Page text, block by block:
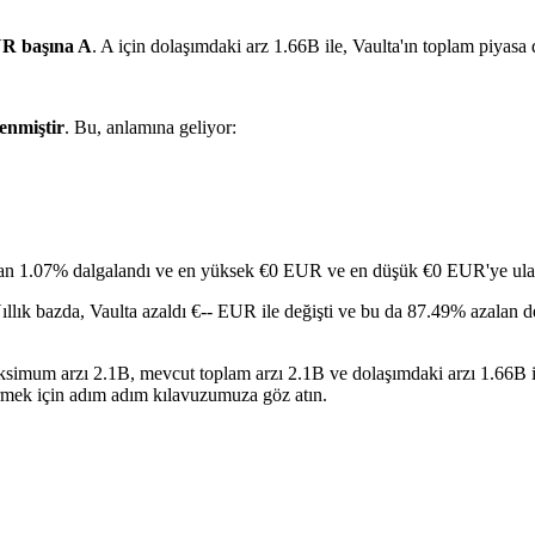
başına A. A için dolaşımdaki arz 1.66B ile, Vaulta'ın toplam
. Bu, anlamına geliyor:
1.07% dalgalandı ve en yüksek €0 EUR ve en düşük €0 EUR'ye
bazda, Vaulta azaldı €-- EUR ile değişti ve bu da 87.49% azalan
arzı 2.1B, mevcut toplam arzı 2.1B ve dolaşımdaki arzı
için adım adım kılavuzumuza göz atın.